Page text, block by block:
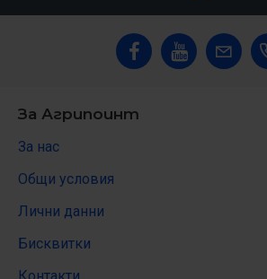
За Агрипоинт
За нас
Общи условия
Лични данни
Бисквитки